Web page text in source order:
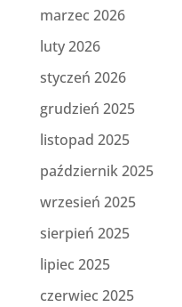
marzec 2026
luty 2026
styczeń 2026
grudzień 2025
listopad 2025
październik 2025
wrzesień 2025
sierpień 2025
lipiec 2025
czerwiec 2025